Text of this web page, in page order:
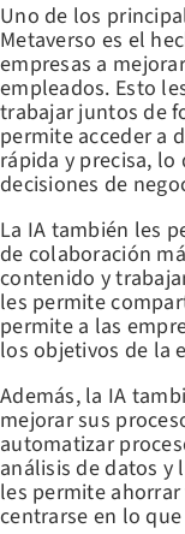
Uno de los
Metaverso es el
empresas a
empleados. Esto
trabajar juntos de
permite acceder a
rápida y precisa,
decisiones de
La IA también les
de colaboración
contenido y
les permite
permite a las
los objetivos de la
Además, la IA
mejorar sus
automatizar
análisis de datos y
les permite
centrarse en lo